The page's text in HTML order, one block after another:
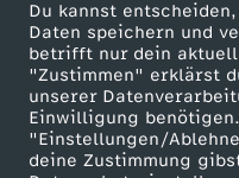
Du kannst
Daten speichern und
betrifft nur dein
"Zustimmen" erklärst
unserer
Einwilligung
"Einstellungen/
deine Zustimmung
ZDF goes Schule
Werbefernsehen
Mainzelmännchen